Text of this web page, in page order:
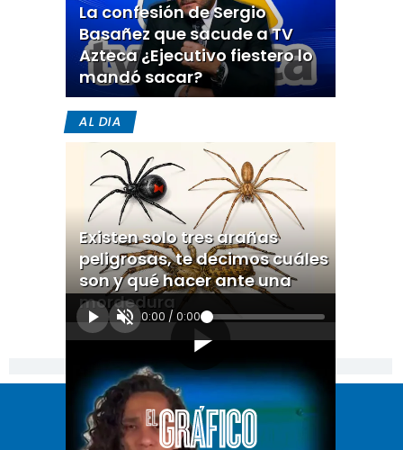
La confesión de Sergio
Basañez que sacude a TV
Azteca ¿Ejecutivo fiestero lo
mandó sacar?
AL DIA
Existen solo tres arañas
peligrosas, te decimos cuáles
son y qué hacer ante una
mordedura
0:00 / 0:00
[Publicidad]